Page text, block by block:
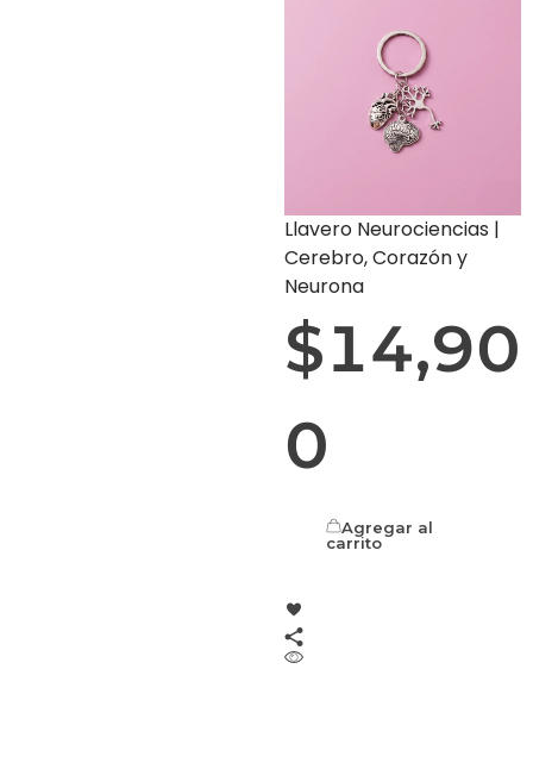
Llavero Neurociencias |
Cerebro, Corazón y
Neurona
$14,90
0
Agregar al
carrito